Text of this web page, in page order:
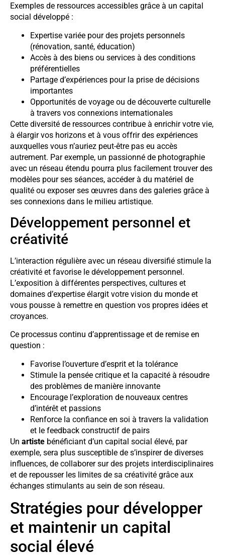
Exemples de ressources accessibles grâce à un capital
social développé :
Expertise variée pour des projets personnels
(rénovation, santé, éducation)
Accès à des biens ou services à des conditions
préférentielles
Partage d’expériences pour la prise de décisions
importantes
Opportunités de voyage ou de découverte culturelle
à travers vos connexions internationales
Cette diversité de ressources contribue à enrichir votre vie,
à élargir vos horizons et à vous offrir des expériences
auxquelles vous n’auriez peut-être pas eu accès
autrement. Par exemple, un passionné de photographie
avec un réseau étendu pourra plus facilement trouver des
modèles pour ses séances, accéder à du matériel de
qualité ou exposer ses œuvres dans des galeries grâce à
ses connexions dans le milieu artistique.
Développement personnel et
créativité
L’interaction régulière avec un réseau diversifié stimule la
créativité et favorise le développement personnel.
L’exposition à différentes perspectives, cultures et
domaines d’expertise élargit votre vision du monde et
vous pousse à remettre en question vos propres idées et
croyances.
Ce processus continu d’apprentissage et de remise en
question :
Favorise l’ouverture d’esprit et la tolérance
Stimule la pensée critique et la capacité à résoudre
des problèmes de manière innovante
Encourage l’exploration de nouveaux centres
d’intérêt et passions
Renforce la confiance en soi à travers la validation
et le feedback constructif de pairs
Un artiste bénéficiant d’un capital social élevé, par
exemple, sera plus susceptible de s’inspirer de diverses
influences, de collaborer sur des projets interdisciplinaires
et de repousser les limites de sa créativité grâce aux
échanges stimulants au sein de son réseau.
Stratégies pour développer
et maintenir un capital
social élevé